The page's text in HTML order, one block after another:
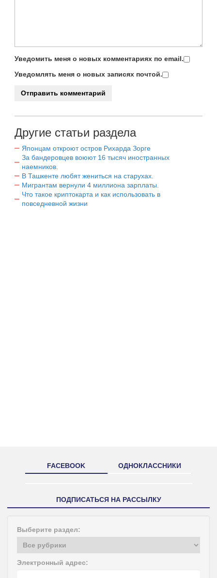
Уведомить меня о новых комментариях по email.
Уведомлять меня о новых записях почтой.
Другие статьи раздела
Японцам откроют остров Рихарда Зорге
За бандеровцев воюют 16 тысяч иностранных
наемников.
В Ташкенте любят жениться на старухах.
Мигрантам вернули 4 миллиона зарплаты.
Что такое криптокарта и как использовать в
повседневной жизни
FACEBOOK ОДНОКЛАССНИКИ
ПОДПИСАТЬСЯ НА РАССЫЛКУ
Выберите раздел:
Электронный адрес: